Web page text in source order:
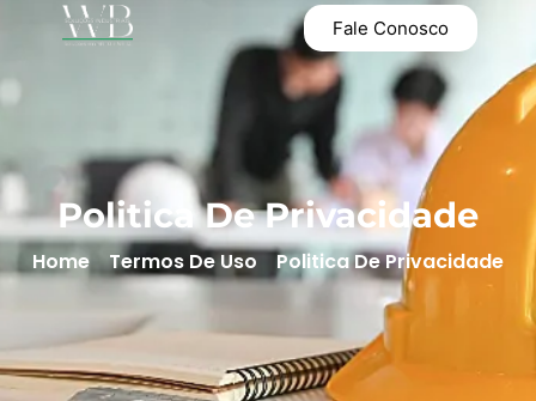
Fale Conosco
Politica De Privacidade
Home Termos De Uso Politica De Privacidade